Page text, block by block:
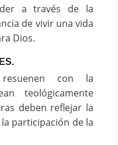
a través de la
de vivir una vida
Dios.
con la
teológicamente
deben reflejar la
participación de la